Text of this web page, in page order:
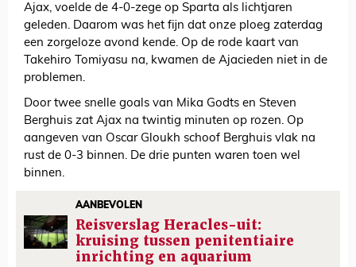
Ajax, voelde de 4-0-zege op Sparta als lichtjaren
geleden. Daarom was het fijn dat onze ploeg zaterdag
een zorgeloze avond kende. Op de rode kaart van
Takehiro Tomiyasu na, kwamen de Ajacieden niet in de
problemen.
Door twee snelle goals van Mika Godts en Steven
Berghuis zat Ajax na twintig minuten op rozen. Op
aangeven van Oscar Gloukh schoof Berghuis vlak na
rust de 0-3 binnen. De drie punten waren toen wel
binnen.
AANBEVOLEN
Reisverslag Heracles-uit:
kruising tussen penitentiaire
inrichting en aquarium